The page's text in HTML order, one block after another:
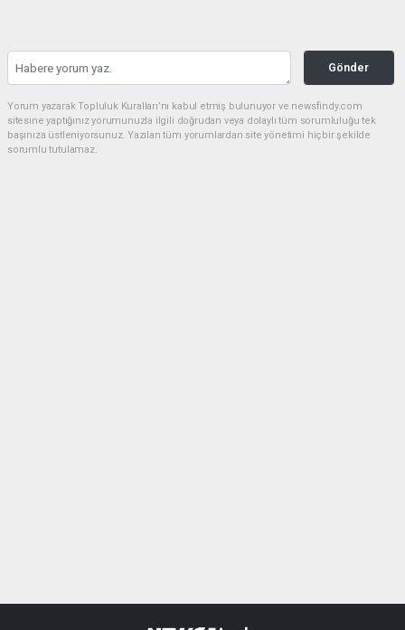
Gönder
Yorum yazarak Topluluk Kuralları’nı kabul etmiş bulunuyor ve newsfindy.com
sitesine yaptığınız yorumunuzla ilgili doğrudan veya dolaylı tüm sorumluluğu tek
başınıza üstleniyorsunuz. Yazılan tüm yorumlardan site yönetimi hiçbir şekilde
sorumlu tutulamaz.